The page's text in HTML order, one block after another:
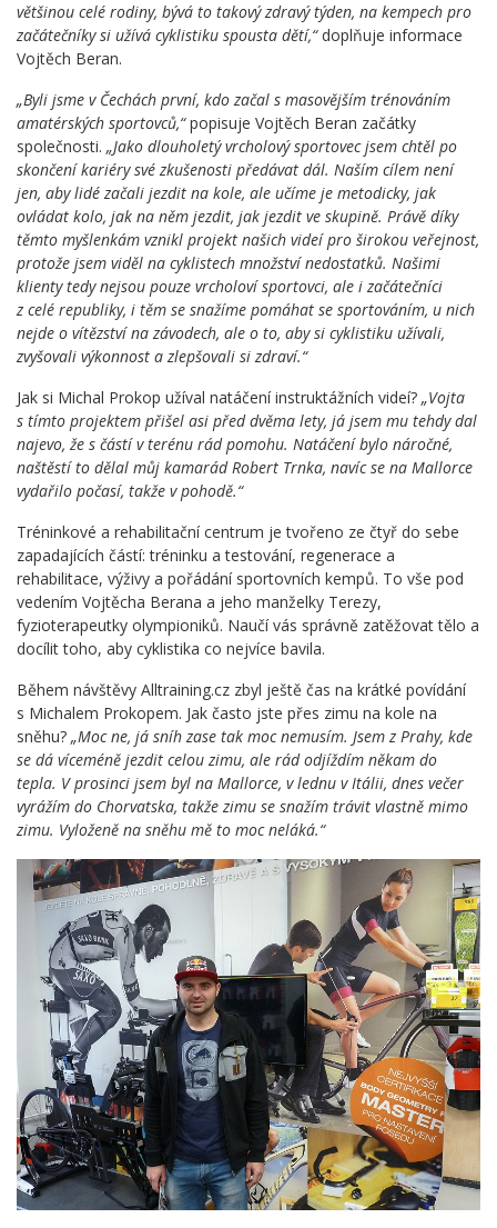
většinou celé rodiny, bývá to takový zdravý týden, na kempech pro
začátečníky si užívá cyklistiku spousta dětí,“doplňuje informace
Vojtěch Beran.
„Byli jsme v Čechách první, kdo začal s masovějším trénováním
amatérských sportovců,“popisuje Vojtěch Beran začátky
společnosti. „Jako dlouholetý vrcholový sportovec jsem chtěl po
skončení kariéry své zkušenosti předávat dál. Naším cílem není
jen, aby lidé začali jezdit na kole, ale učíme je metodicky, jak
ovládat kolo, jak na něm jezdit, jak jezdit ve skupině. Právě díky
těmto myšlenkám vznikl projekt našich videí pro širokou veřejnost,
protože jsem viděl na cyklistech množství nedostatků. Našimi
klienty tedy nejsou pouze vrcholoví sportovci, ale i začátečníci
z celé republiky, i těm se snažíme pomáhat se sportováním, u nich
nejde o vítězství na závodech, ale o to, aby si cyklistiku užívali,
zvyšovali výkonnost a zlepšovali si zdraví.“
Jak si Michal Prokop užíval natáčení instruktážních videí? „Vojta
s tímto projektem přišel asi před dvěma lety, já jsem mu tehdy dal
najevo, že s částí v terénu rád pomohu. Natáčení bylo náročné,
naštěstí to dělal můj kamarád Robert Trnka, navíc se na Mallorce
vydařilo počasí, takže v pohodě.“
Tréninkové a rehabilitační centrum je tvořeno ze čtyř do sebe
zapadajících částí: tréninku a testování, regenerace a
rehabilitace, výživy a pořádání sportovních kempů. To vše pod
vedením Vojtěcha Berana a jeho manželky Terezy,
fyzioterapeutky olympioniků. Naučí vás správně zatěžovat tělo a
docílit toho, aby cyklistika co nejvíce bavila.
Během návštěvy Alltraining.cz zbyl ještě čas na krátké povídání
s Michalem Prokopem. Jak často jste přes zimu na kole na
sněhu? „Moc ne, já sníh zase tak moc nemusím. Jsem z Prahy, kde
se dá víceméně jezdit celou zimu, ale rád odjíždím někam do
tepla. V prosinci jsem byl na Mallorce, v lednu v Itálii, dnes večer
vyrážím do Chorvatska, takže zimu se snažím trávit vlastně mimo
zimu. Vyloženě na sněhu mě to moc neláká.“